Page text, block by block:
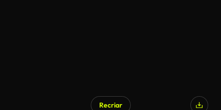
Recriar